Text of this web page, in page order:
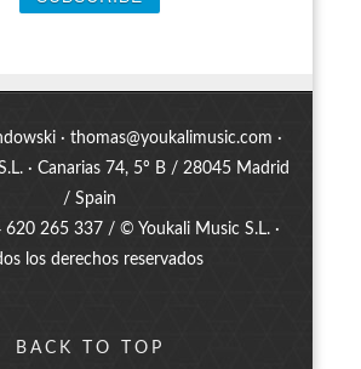
· thomas@youkalimusic.com ·
· Canarias 74, 5º B / 28045 Madrid
/ Spain
620 265 337 / © Youkali Music S.L. ·
los derechos reservados
BACK TO TOP